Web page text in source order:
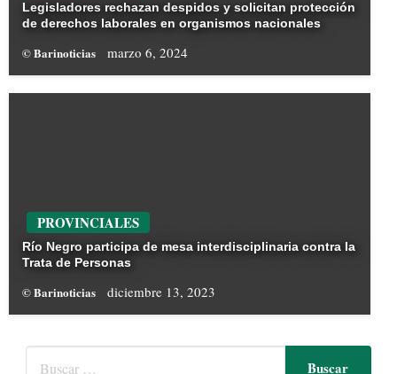
Legisladores rechazan despidos y solicitan protección
de derechos laborales en organismos nacionales
© Barinoticias marzo 6, 2024
PROVINCIALES
Río Negro participa de mesa interdisciplinaria contra la
Trata de Personas
© Barinoticias diciembre 13, 2023